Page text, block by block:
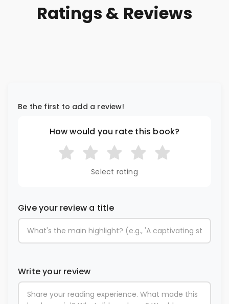
Ratings & Reviews
Be the first to add a review!
How would you rate this book?
Select rating
Give your review a title
Write your review